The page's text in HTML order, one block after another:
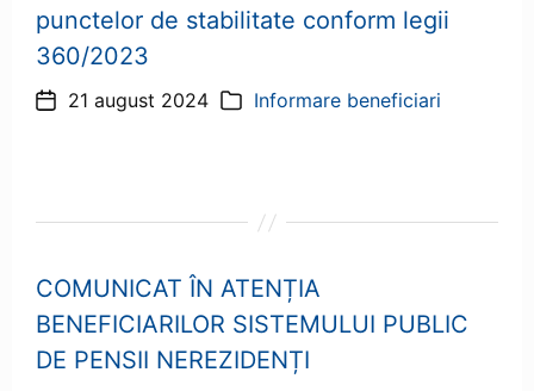
punctelor de stabilitate conform legii
360/2023
Dată21 august 2024 Categorii
Informare beneficiari
COMUNICAT ÎN ATENȚIA
BENEFICIARILOR SISTEMULUI PUBLIC
DE PENSII NEREZIDENȚI